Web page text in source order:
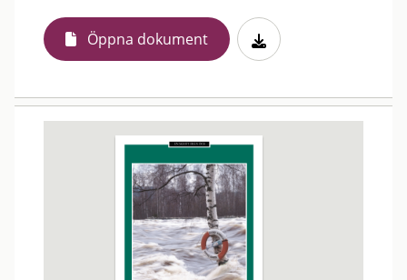
Öppna dokument